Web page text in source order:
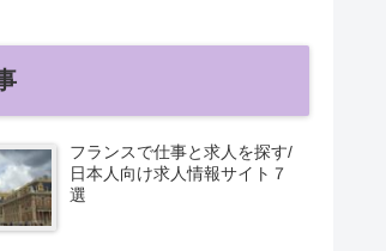
フランスで仕事と求人を探す/
日本人向け求人情報サイト７
選